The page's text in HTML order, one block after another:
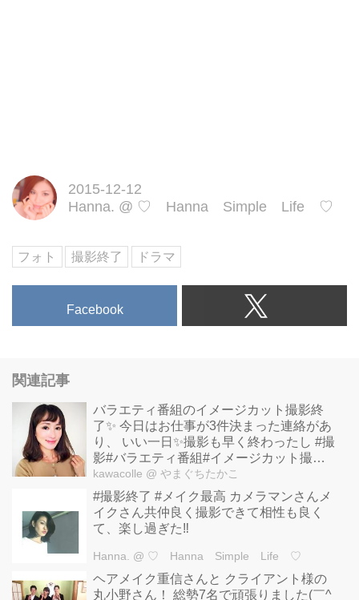
2015-12-12
Hanna. @ ♡ Hanna Simple Life ♡
フォト 撮影終了 ドラマ
Facebook
関連記事
バラエティ番組のイメージカット撮影終
了✨ 今日はお仕事が3件決まった連絡があ
り、 いい一日✨撮影も早く終わったし #撮
影#バラエティ番組#イメージカット撮影
#イメージカット#動画撮影#仕事が早く終
わった #撮影終了 #モデル#やまぐちたか
こ #j ...
kawacolle @ やまぐちたかこ
#撮影終了 #メイク最高 カメラマンさんメ
イクさん共仲良く撮影できて相性も良く
て、楽し過ぎた‼︎
Hanna. @ ♡ Hanna Simple Life ♡
ヘアメイク重信さんと クライアント様の
丸小野さん！ 総勢7名で頑張りました(￣^